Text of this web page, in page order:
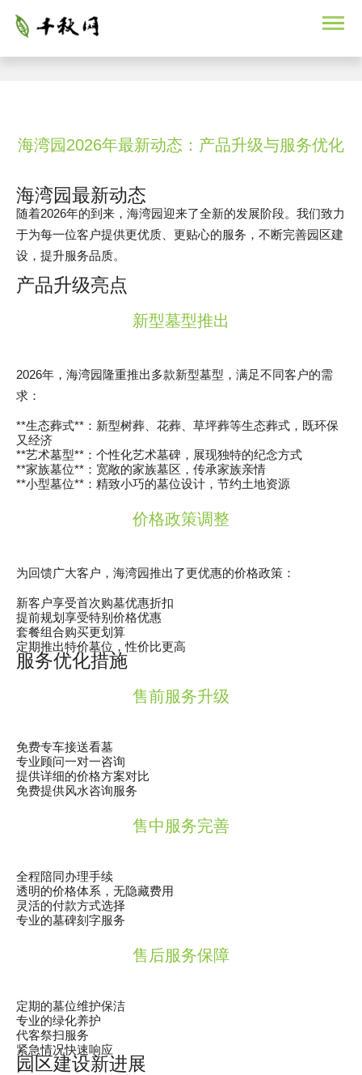
海湾园2026年最新动态：产品升级与服务优化
海湾园最新动态
随着2026年的到来，海湾园迎来了全新的发展阶段。我们致力
于为每一位客户提供更优质、更贴心的服务，不断完善园区建
设，提升服务品质。
产品升级亮点
新型墓型推出
2026年，海湾园隆重推出多款新型墓型，满足不同客户的需
求：
**生态葬式**：新型树葬、花葬、草坪葬等生态葬式，既环保
又经济
**艺术墓型**：个性化艺术墓碑，展现独特的纪念方式
**家族墓位**：宽敞的家族墓区，传承家族亲情
**小型墓位**：精致小巧的墓位设计，节约土地资源
价格政策调整
为回馈广大客户，海湾园推出了更优惠的价格政策：
新客户享受首次购墓优惠折扣
提前规划享受特别价格优惠
套餐组合购买更划算
定期推出特价墓位，性价比更高
服务优化措施
售前服务升级
免费专车接送看墓
专业顾问一对一咨询
提供详细的价格方案对比
免费提供风水咨询服务
售中服务完善
全程陪同办理手续
透明的价格体系，无隐藏费用
灵活的付款方式选择
专业的墓碑刻字服务
售后服务保障
定期的墓位维护保洁
专业的绿化养护
代客祭扫服务
紧急情况快速响应
园区建设新进展